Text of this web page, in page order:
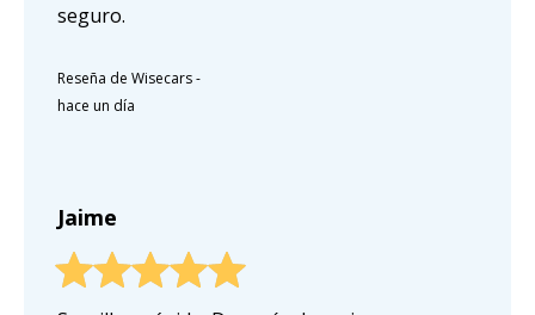
seguro.
Reseña de Wisecars-
hace un día
Jaime